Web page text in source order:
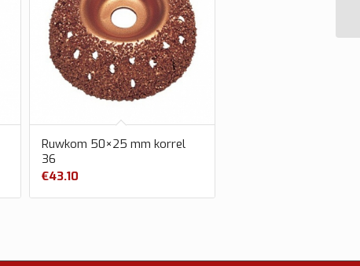
Ruwkom 50×25 mm korrel
36
€43.10